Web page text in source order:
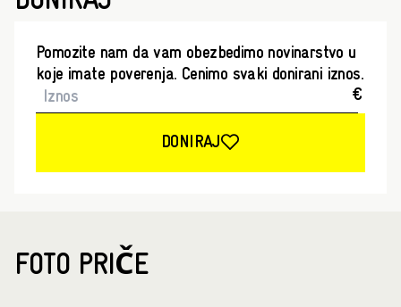
Pomozite nam da vam obezbedimo novinarstvo u
koje imate poverenja. Cenimo svaki donirani iznos.
€
DONIRAJ
FOTO PRIČE